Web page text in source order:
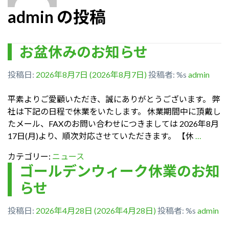
admin の投稿
お盆休みのお知らせ
投稿日: 2026年8月7日 (2026年8月7日) 投稿者: %s admin
平素よりご愛顧いただき、誠にありがとうございます。 弊
社は下記の日程で休業をいたします。 休業期間中に頂戴し
たメール、FAXのお問い合わせにつきましては 2026年8月
17日(月)より、順次対応させていただきます。 【休 …
カテゴリー: ニュース
ゴールデンウィーク休業のお知
らせ
投稿日: 2026年4月28日 (2026年4月28日) 投稿者: %s admin